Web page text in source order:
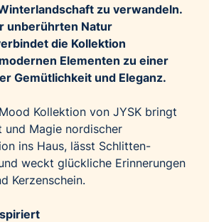
Bundesverlag
zu verwandeln.
unberührten Natur
die Kollektion
Elementen zu einer
Gemütlichkeit und Eleganz.
Kollektion von JYSK bringt
und Magie nordischer
ins Haus, lässt Schlitten-
weckt glückliche Erinnerungen
Kerzenschein.